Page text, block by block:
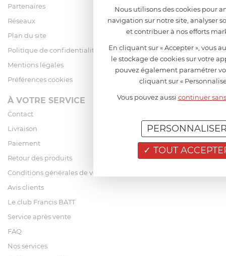
Partenaires
Réseaux
Plan du site
Politique de confidentialité
Mentions légales
Préférences cookies
À VOTRE SERVICE
Contact
Livraison
Paiement
Retour des produits
Conditions générales de vente
Avis clients
Le club Francis BATT
Service après vente
FAQ
Nos services
Nous utilisons des cookies pour
navigation sur notre site, analyser
et contribuer à nos efforts
En cliquant sur « Accepter », vous
le stockage de cookies sur votre
pouvez également paramétrer
cliquant sur «
Vous pouvez aussi continuer
TOUT